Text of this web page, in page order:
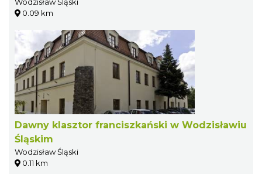
Wodzisław Śląski
0.09 km
Dawny klasztor franciszkański w Wodzisławiu
Śląskim
Wodzisław Śląski
0.11 km